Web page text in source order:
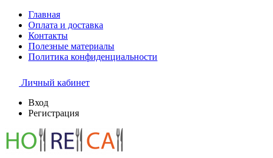
Главная
Оплата и доставка
Контакты
Полезные материалы
Политика конфиденциальности
Личный кабинет
Вход
Регистрация